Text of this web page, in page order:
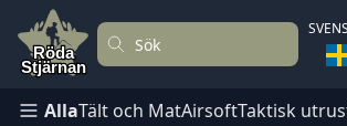
AllaTält och MatAirsoftTaktisk